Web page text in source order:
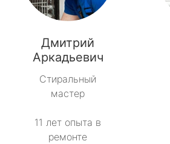
Дмитрий
Аркадьевич
Стиральный
мастер
11 лет опыта в
ремонте